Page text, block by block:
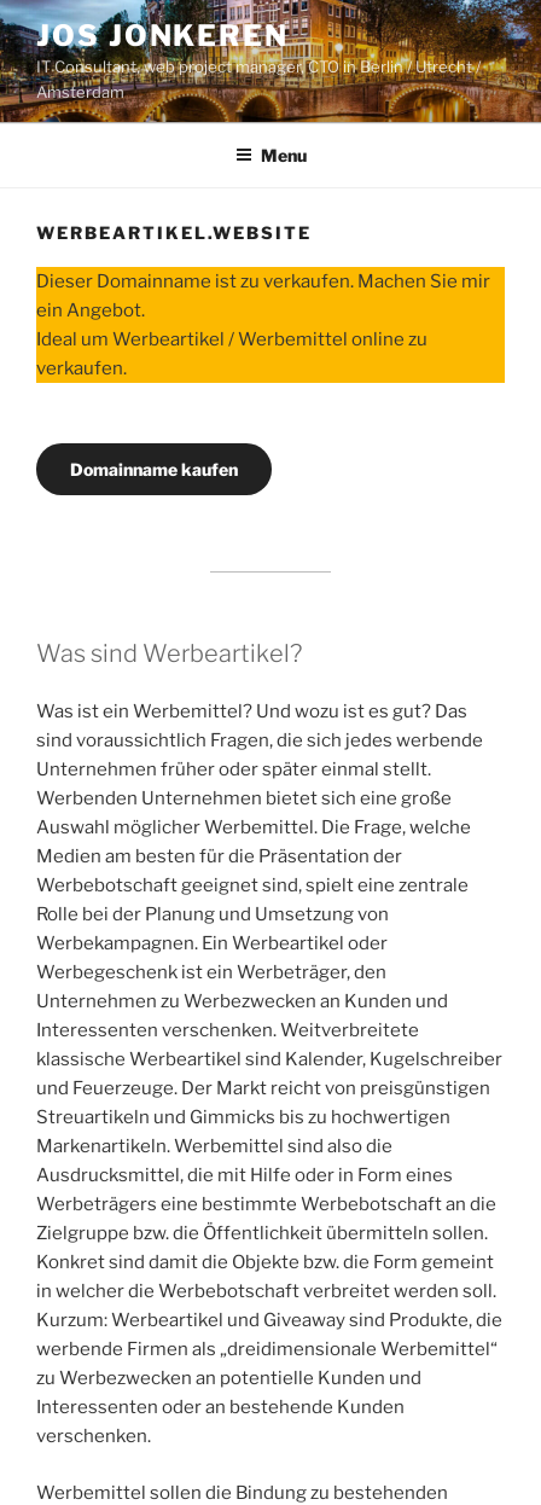
Skip
to
content
JOS JONKEREN
IT Consultant, web project manager, CTO in Berlin / Utrecht /
Amsterdam
Menu
WERBEARTIKEL.WEBSITE
Dieser Domainname ist zu verkaufen. Machen Sie mir
ein Angebot.
Ideal um Werbeartikel / Werbemittel online zu
verkaufen.
Domainname kaufen
Was sind Werbeartikel?
Was ist ein Werbemittel? Und wozu ist es gut? Das
sind voraussichtlich Fragen, die sich jedes werbende
Unternehmen früher oder später einmal stellt.
Werbenden Unternehmen bietet sich eine große
Auswahl möglicher Werbemittel. Die Frage, welche
Medien am besten für die Präsentation der
Werbebotschaft geeignet sind, spielt eine zentrale
Rolle bei der Planung und Umsetzung von
Werbekampagnen. Ein Werbeartikel oder
Werbegeschenk ist ein Werbeträger, den
Unternehmen zu Werbezwecken an Kunden und
Interessenten verschenken. Weitverbreitete
klassische Werbeartikel sind Kalender, Kugelschreiber
und Feuerzeuge. Der Markt reicht von preisgünstigen
Streuartikeln und Gimmicks bis zu hochwertigen
Markenartikeln. Werbemittel sind also die
Ausdrucksmittel, die mit Hilfe oder in Form eines
Werbeträgers eine bestimmte Werbebotschaft an die
Zielgruppe bzw. die Öffentlichkeit übermitteln sollen.
Konkret sind damit die Objekte bzw. die Form gemeint
in welcher die Werbebotschaft verbreitet werden soll.
Kurzum: Werbeartikel und Giveaway sind Produkte, die
werbende Firmen als „dreidimensionale Werbemittel“
zu Werbezwecken an potentielle Kunden und
Interessenten oder an bestehende Kunden
verschenken.
Werbemittel sollen die Bindung zu bestehenden